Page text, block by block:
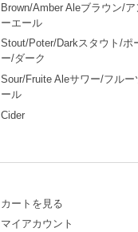
Brown/Amber Aleブラウン/ア
ーエール
Stout/Poter/Darkスタウト/ポ
ー/ダーク
Sour/Fruite Aleサワー/フルー
ール
Cider
カートを見る
マイアカウント